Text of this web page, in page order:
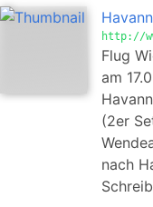
http://
Flug
am
(2er
nach